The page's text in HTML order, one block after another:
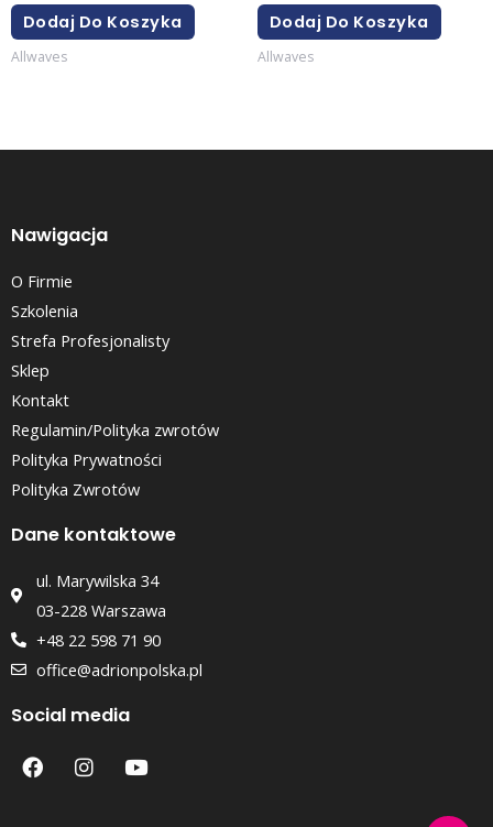
Dodaj Do Koszyka
Allwaves
Dodaj Do Koszyka
Allwaves
Nawigacja
O Firmie
Szkolenia
Strefa Profesjonalisty
Sklep
Kontakt
Regulamin/Polityka zwrotów
Polityka Prywatności
Polityka Zwrotów
Dane kontaktowe
ul. Marywilska 34
03-228 Warszawa
+48 22 598 71 90
office@adrionpolska.pl
Social media